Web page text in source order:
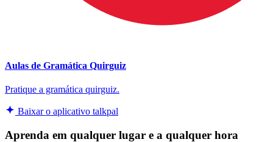
Aulas de Gramática Quirguiz
Pratique a gramática quirguiz.
Baixar o aplicativo talkpal
Aprenda em qualquer lugar e a qualquer hora